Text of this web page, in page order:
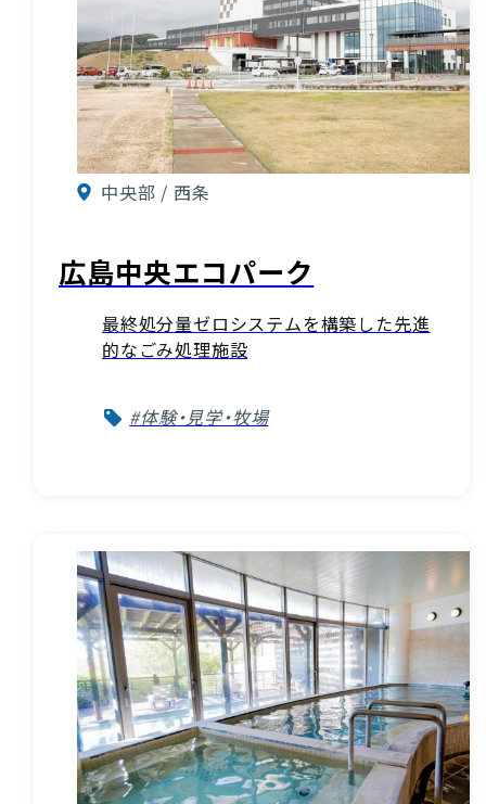
中央部 / 西条
広島中央エコパーク
最終処分量ゼロシステムを構築した先進
的なごみ処理施設
#体験・見学・牧場